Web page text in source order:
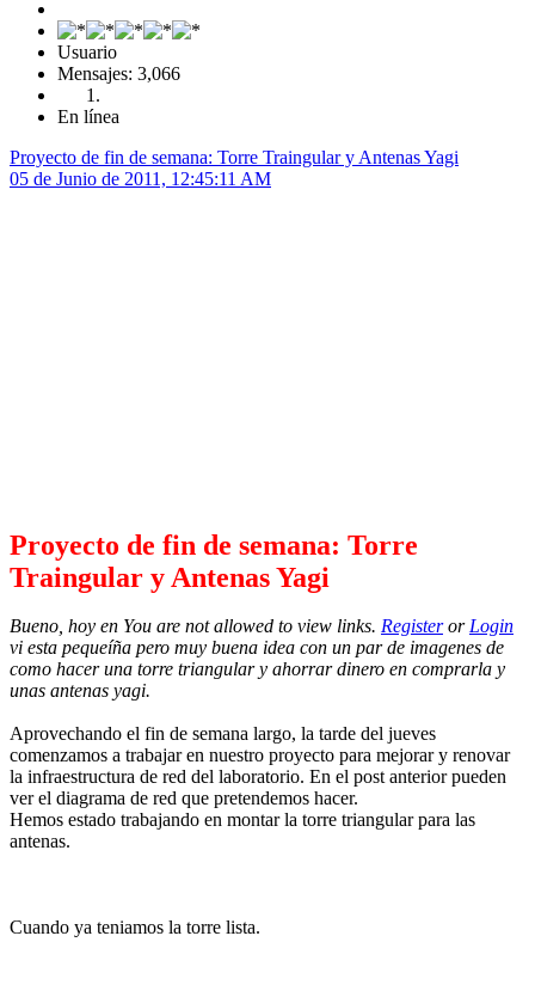
Usuario
Mensajes: 3,066
En línea
Proyecto de fin de semana: Torre Traingular y Antenas Yagi
05 de Junio de 2011, 12:45:11 AM
Proyecto de fin de semana: Torre
Traingular y Antenas Yagi
Bueno, hoy en You are not allowed to view links. Registeror Login
vi esta pequeíña pero muy buena idea con un par de imagenes de
como hacer una torre triangular y ahorrar dinero en comprarla y
unas antenas yagi.
Aprovechando el fin de semana largo, la tarde del jueves
comenzamos a trabajar en nuestro proyecto para mejorar y renovar
la infraestructura de red del laboratorio. En el post anterior pueden
ver el diagrama de red que pretendemos hacer.
Hemos estado trabajando en montar la torre triangular para las
antenas.
Cuando ya teniamos la torre lista.